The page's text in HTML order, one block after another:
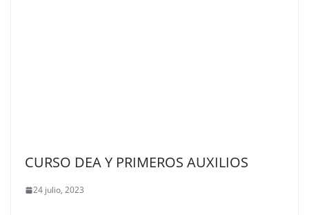
CURSO DEA Y PRIMEROS AUXILIOS
24 julio, 2023